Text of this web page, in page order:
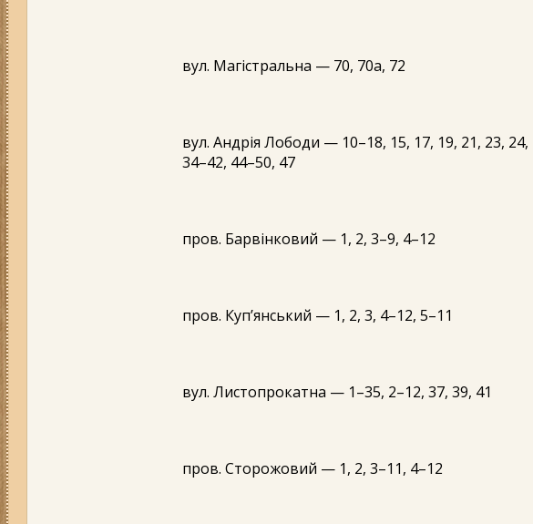
вул. Магістральна — 70, 70а, 72
вул. Андрія Лободи — 10–18, 15, 17, 19, 21, 23, 24,
34–42, 44–50, 47
пров. Барвінковий — 1, 2, 3–9, 4–12
пров. Куп’янський — 1, 2, 3, 4–12, 5–11
вул. Листопрокатна — 1–35, 2–12, 37, 39, 41
пров. Сторожовий — 1, 2, 3–11, 4–12